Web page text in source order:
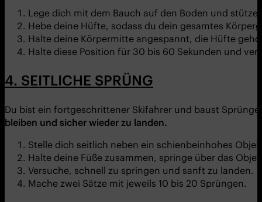
Lege dich mit dem Bauch auf den Boden und stütze
Hebe deine Hüfte, sodass du dein gesamtes
Halte deine Körpermitte angespannt, die Hüfte
Halte diese Position für 30 bis 60 Sekunden und
4. SEITLICHE SPRÜNG
Du bist ein fortgeschrittener Skifahrer und baust
bleiben und sicher wieder zu landen.
Stelle dich seitlich neben ein schienbeinhohes
Halte deine Füße zusammen, springe über das
Versuche, schnell zu springen und sanft zu landen.
Mache zwei Sätze mit jeweils 10 bis 20 Sprüngen.